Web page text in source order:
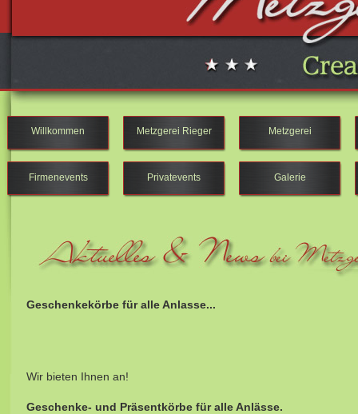
Willkommen Metzgerei Rieger Metzgerei
Firmenevents Privatevents Galerie
Geschenkekörbe für alle Anlasse...
Wir bieten Ihnen an!
Geschenke- und Präsentkörbe für alle Anlässe.